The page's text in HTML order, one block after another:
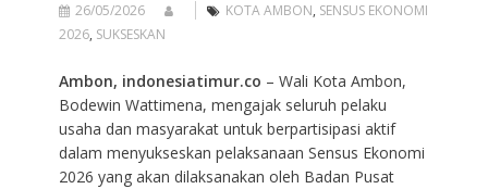
26/05/2026 KOTA AMBON, SENSUS EKONOMI
2026, SUKSESKAN
Ambon, indonesiatimur.co – Wali Kota Ambon,
Bodewin Wattimena, mengajak seluruh pelaku
usaha dan masyarakat untuk berpartisipasi aktif
dalam menyukseskan pelaksanaan Sensus Ekonomi
2026 yang akan dilaksanakan oleh Badan Pusat